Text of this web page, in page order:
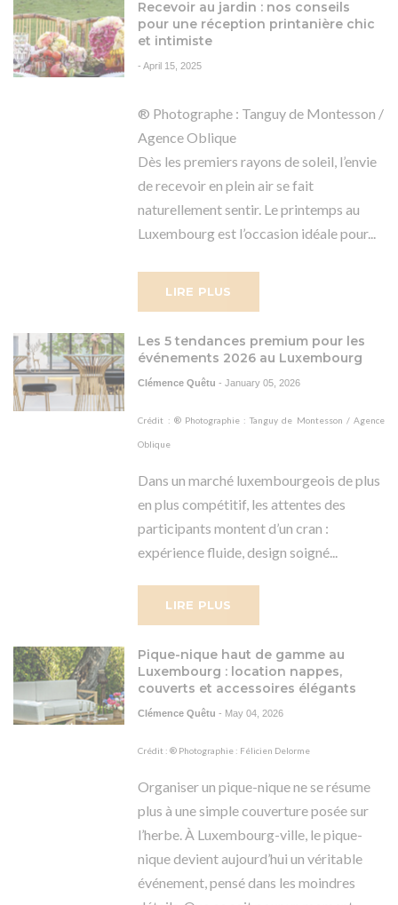
Recevoir au jardin : nos conseils
pour une réception printanière chic
et intimiste
- April 15, 2025
® Photographe : Tanguy de Montesson /
Agence Oblique
Dès les premiers rayons de soleil, l’envie
de recevoir en plein air se fait
naturellement sentir. Le printemps au
Luxembourg est l’occasion idéale pour...
LIRE PLUS
Les 5 tendances premium pour les
événements 2026 au Luxembourg
Clémence Quêtu - January 05, 2026
Crédit : ® Photographie : Tanguy de Montesson / Agence
Oblique
Dans un marché luxembourgeois de plus
en plus compétitif, les attentes des
participants montent d’un cran :
expérience fluide, design soigné...
LIRE PLUS
Pique-nique haut de gamme au
Luxembourg : location nappes,
couverts et accessoires élégants
Clémence Quêtu - May 04, 2026
Crédit : ® Photographie : Félicien Delorme
Organiser un pique-nique ne se résume
plus à une simple couverture posée sur
l’herbe. À Luxembourg-ville, le pique-
nique devient aujourd’hui un véritable
événement, pensé dans les moindres